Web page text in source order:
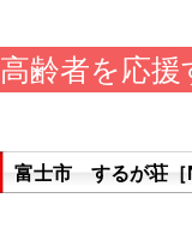
高齢者を応
富士市 するが荘［